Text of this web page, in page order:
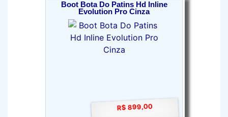
Boot Bota Do Patins Hd Inline
Evolution Pro Cinza
R$ 899,00